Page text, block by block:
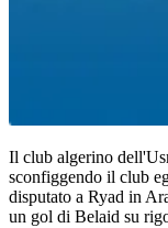
Il club algerino
sconfiggendo il club
disputato a Ryad in
un gol di Belaid su